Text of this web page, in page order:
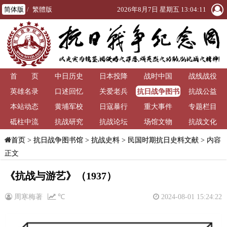
简体版 / 繁體版 2026年8月7日 星期五 13:04:11
首 页 中日历史 日本投降 战时中国
战线战役
英雄名录
口述回忆 关爱老兵
抗日战争图书
馆
抗战公益
本站动态
黄埔军校 日寇暴行 重大事件
专题栏目
砥柱中流
抗战研究 抗战论坛 场馆文物 抗战文化
首页> 抗日战争图书馆> 抗战史料> 民国时期抗日史料文献> 内容
正文
《抗战与游艺》（1937）
周寒梅著 2024-08-01 15:24:22
℃